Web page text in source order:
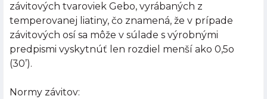
závitových tvaroviek Gebo, vyrábaných z
temperovanej liatiny, čo znamená, že v prípade
závitových osí sa môže v súlade s výrobnými
predpismi vyskytnúť len rozdiel menší ako 0,5o
(30’).
Normy závitov: